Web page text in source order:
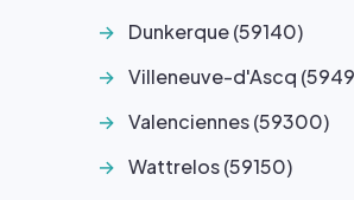
Dunkerque (59140)
Villeneuve-d'Ascq
Valenciennes (59300)
Wattrelos (59150)